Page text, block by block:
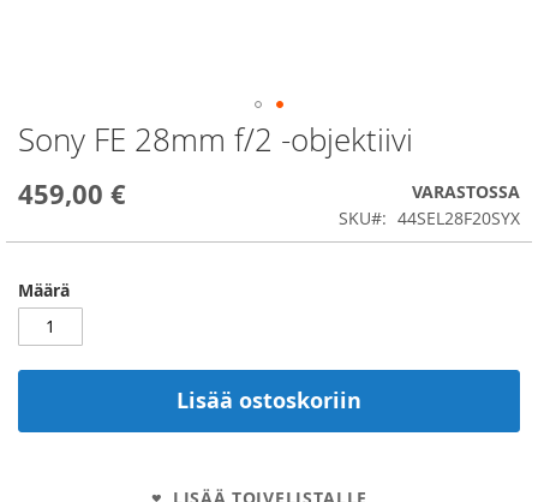
Sony FE 28mm f/2 -objektiivi
459,00 €
VARASTOSSA
SKU
44SEL28F20SYX
Määrä
Lisää ostoskoriin
LISÄÄ TOIVELISTALLE
Skip
to
beginning
the
gallery